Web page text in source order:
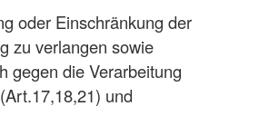
oder Einschränkung der
zu verlangen sowie
gegen die Verarbeitung
und